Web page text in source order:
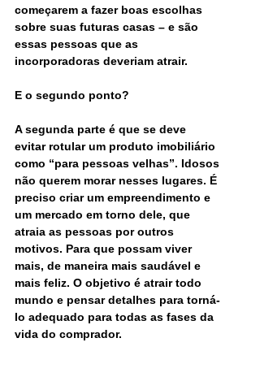
começarem a fazer boas escolhas
sobre suas futuras casas – e são
essas pessoas que as
incorporadoras deveriam atrair.
E o segundo ponto?
A segunda parte é que se deve
evitar rotular um produto imobiliário
como “para pessoas velhas”. Idosos
não querem morar nesses lugares. É
preciso criar um empreendimento e
um mercado em torno dele, que
atraia as pessoas por outros
motivos. Para que possam viver
mais, de maneira mais saudável e
mais feliz. O objetivo é atrair todo
mundo e pensar detalhes para torná-
lo adequado para todas as fases da
vida do comprador.